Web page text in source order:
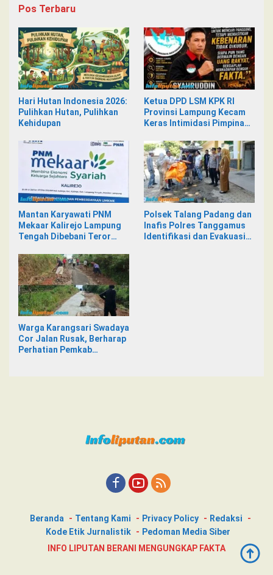
Pos Terbaru
Hari Hutan Indonesia 2026:
Pulihkan Hutan, Pulihkan
Kehidupan
Ketua DPD LSM KPK RI
Provinsi Lampung Kecam
Keras Intimidasi Pimpinan
Kalirejo terhadap Nad
Mantan Karyawati PNM
Mekaar Kalirejo Lampung
Tengah Dibebani Teror
Intimidasi
Polsek Talang Padang dan
Inafis Polres Tanggamus
Identifikasi dan Evakuasi
Warga Karangsari Swadaya
Cor Jalan Rusak, Berharap
Perhatian Pemkab
Beranda Tentang Kami Privacy Policy
Redaksi
Kode Etik Jurnalistik
Pedoman Media Siber
INFO LIPUTAN BERANI MENGUNGKAP FAKTA